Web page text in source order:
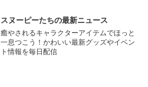
スヌーピーたちの最新ニュース
癒やされるキャラクターアイテムでほっと
一息つこう！かわいい最新グッズやイベン
ト情報を毎日配信